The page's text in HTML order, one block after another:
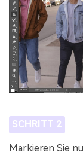
SCHRITT 2
Markieren Sie